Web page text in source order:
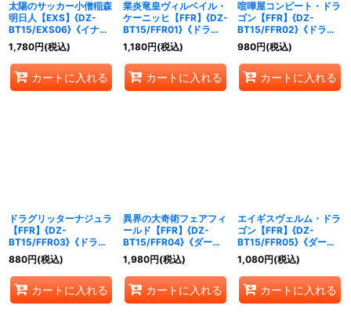
太陽のサッカー小僧稲森
明日人【EXS】{DZ-
BT15/EXS06}《イナズ
マイレブン》
1,780円(税込)
カートに入れる
業炎竜皇ヴィルベイル・
ケーニッヒ【FFR】{DZ-
BT15/FFR01}《ドラゴ
ンエンパイア》
1,180円(税込)
カートに入れる
喧嘩屋コンピート・ドラ
ゴン【FFR】{DZ-
BT15/FFR02}《ドラゴ
ンエンパイア》
980円(税込)
カートに入れる
ドラグリッターナジュラ
【FFR】{DZ-
BT15/FFR03}《ドラゴ
ンエンパイア》
880円(税込)
カートに入れる
異界の大奇術フェアフィ
ールド【FFR】{DZ-
BT15/FFR04}《ダーク
ステイツ》
1,980円(税込)
カートに入れる
エイギスヴェルム・ドラ
ゴン【FFR】{DZ-
BT15/FFR05}《ダーク
ステイツ》
1,080円(税込)
カートに入れる